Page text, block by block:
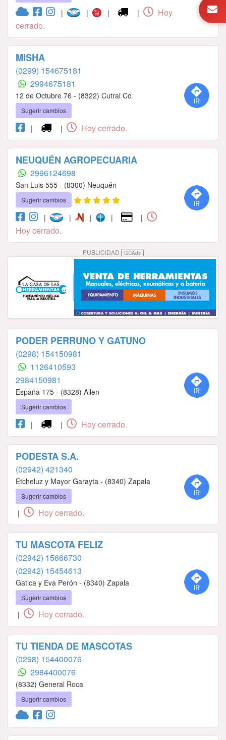
| | | |
Hoy
cerrado.
MISHA
(0299) 154675181
2994675181
12 de Octubre 76 - (8322) Cutral Co
Sugerir cambios
| | Hoy cerrado.
NEUQUÉN AGROPECUARIA
2996124698
San Luis 555 - (8300) Neuquén
Sugerir cambios
| | | | |
Hoy cerrado.
PUBLICIDAD GCAds
PODER PERRUNO Y GATUNO
(0298) 154150981
1126410593
2984150981
España 175 - (8328) Allen
Sugerir cambios
| | Hoy cerrado.
PODESTA S.A.
(02942) 421340
Etcheluz y Mayor Garayta - (8340) Zapala
Sugerir cambios
| Hoy cerrado.
TU MASCOTA FELIZ
(02942) 15666730
(02942) 15454613
Gatica y Eva Perón - (8340) Zapala
Sugerir cambios
| Hoy cerrado.
TU TIENDA DE MASCOTAS
(0298) 154400076
2984400076
(8332) General Roca
Sugerir cambios